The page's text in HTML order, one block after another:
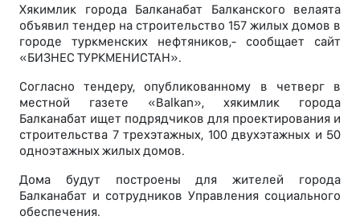
Хякимлик города Балканабат Балканского велаята
объявил тендер на строительство 157 жилых домов в
городе туркменских нефтяников,- сообщает сайт
«БИЗНЕС ТУРКМЕНИСТАН».
Согласно тендеру, опубликованному в четверг в
местной газете «Balkan», хякимлик города
Балканабат ищет подрядчиков для проектирования и
строительства 7 трехэтажных, 100 двухэтажных и 50
одноэтажных жилых домов.
Дома будут построены для жителей города
Балканабат и сотрудников Управления социального
обеспечения.